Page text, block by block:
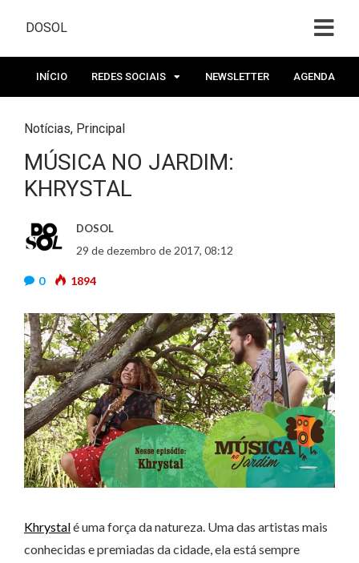
DOSOL
INÍCIO REDES SOCIAIS NEWSLETTER AGENDA
Notícias, Principal
MÚSICA NO JARDIM:
KHRYSTAL
DOSOL
29 de dezembro de 2017, 08:12
0 1894
Khrystalé uma força da natureza. Uma das artistas mais
conhecidas e premiadas da cidade, ela está sempre